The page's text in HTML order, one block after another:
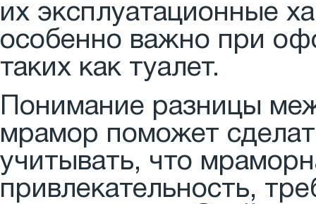
их эксплуатационные
особенно важно при
таких как туалет.
Понимание разницы
мрамор поможет
учитывать, что
привлекательность,